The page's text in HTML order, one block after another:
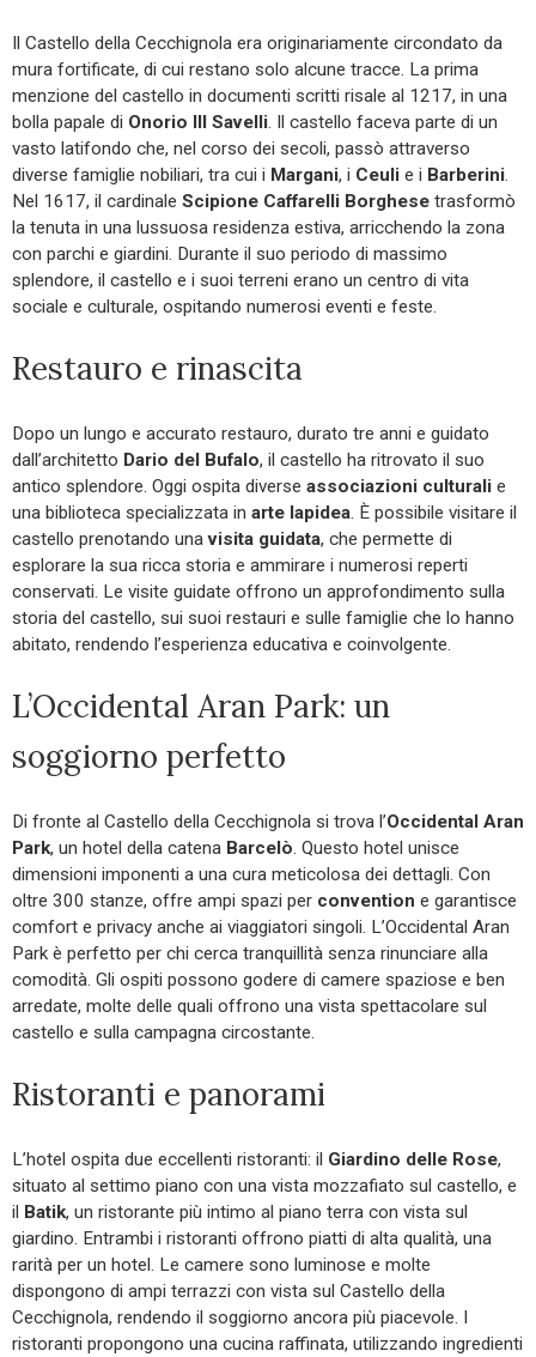
Il Castello della Cecchignola era originariamente circondato da
mura fortificate, di cui restano solo alcune tracce. La prima
menzione del castello in documenti scritti risale al 1217, in una
bolla papale di Onorio III Savelli. Il castello faceva parte di un
vasto latifondo che, nel corso dei secoli, passò attraverso
diverse famiglie nobiliari, tra cui i Margani, i Ceuli e i Barberini.
Nel 1617, il cardinale Scipione Caffarelli Borghese trasformò
la tenuta in una lussuosa residenza estiva, arricchendo la zona
con parchi e giardini. Durante il suo periodo di massimo
splendore, il castello e i suoi terreni erano un centro di vita
sociale e culturale, ospitando numerosi eventi e feste.
Restauro e rinascita
Dopo un lungo e accurato restauro, durato tre anni e guidato
dall’architetto Dario del Bufalo, il castello ha ritrovato il suo
antico splendore. Oggi ospita diverse associazioni culturali e
una biblioteca specializzata in arte lapidea. È possibile visitare il
castello prenotando unavisita guidata, che permette di
esplorare la sua ricca storia e ammirare i numerosi reperti
conservati. Le visite guidate offrono un approfondimento sulla
storia del castello, sui suoi restauri e sulle famiglie che lo hanno
abitato, rendendo l’esperienza educativa e coinvolgente.
L’Occidental Aran Park: un
soggiorno perfetto
Di fronte al Castello della Cecchignola si trova l’Occidental Aran
Park, un hotel della catena Barcelò. Questo hotel unisce
dimensioni imponenti a una cura meticolosa dei dettagli. Con
oltre 300 stanze, offre ampi spazi per convention e garantisce
comfort e privacy anche ai viaggiatori singoli. L’Occidental Aran
Park è perfetto per chi cerca tranquillità senza rinunciare alla
comodità. Gli ospiti possono godere di camere spaziose e ben
arredate, molte delle quali offrono una vista spettacolare sul
castello e sulla campagna circostante.
Ristoranti e panorami
L’hotel ospita due eccellenti ristoranti: il Giardino delle Rose,
situato al settimo piano con una vista mozzafiato sul castello, e
il
Batik, un ristorante più intimo al piano terra con vista sul
giardino. Entrambi i ristoranti offrono piatti di alta qualità, una
rarità per un hotel. Le camere sono luminose e molte
dispongono di ampi terrazzi con vista sul Castello della
Cecchignola, rendendo il soggiorno ancora più piacevole. I
ristoranti propongono una cucina raffinata, utilizzando ingredienti